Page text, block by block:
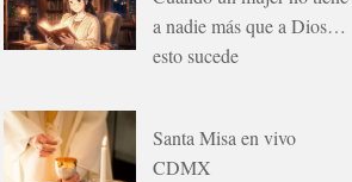
a nadie más que a Dios…
esto sucede
Santa Misa en vivo
CDMX